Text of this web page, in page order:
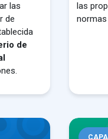
las
de
de
las
Informe